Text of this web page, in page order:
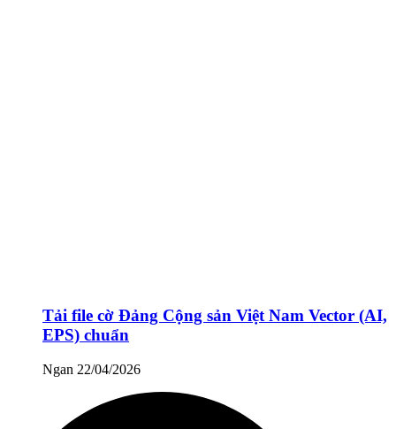
Tải file cờ Đảng Cộng sản Việt Nam Vector (AI,
EPS) chuẩn
Ngan 22/04/2026